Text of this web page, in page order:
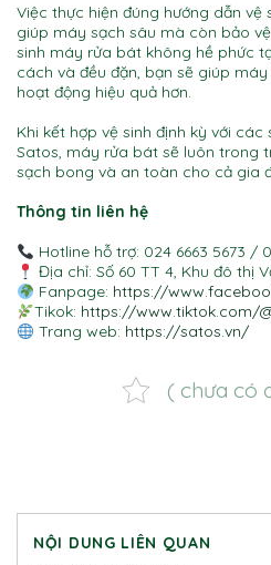
Việc thực hiện đúng hướng dẫn
giúp máy sạch sâu mà còn bảo
sinh máy rửa bát không hề phức
cách và đều đặn, bạn sẽ giúp
hoạt động hiệu quả hơn.
Khi kết hợp vệ sinh định kỳ với
Satos, máy rửa bát sẽ luôn trong
sạch bong và an toàn cho cả gia
Thông tin liên hệ
Hotline hỗ trợ: 024 6663 5673 /
Địa chỉ: Số 60 TT 4, Khu đô thị
Fanpage: https://
Tikok: https://www.tiktok.com/
Trang web: https://satos.vn/
( chưa có
NỘI DUNG LIÊN QUAN